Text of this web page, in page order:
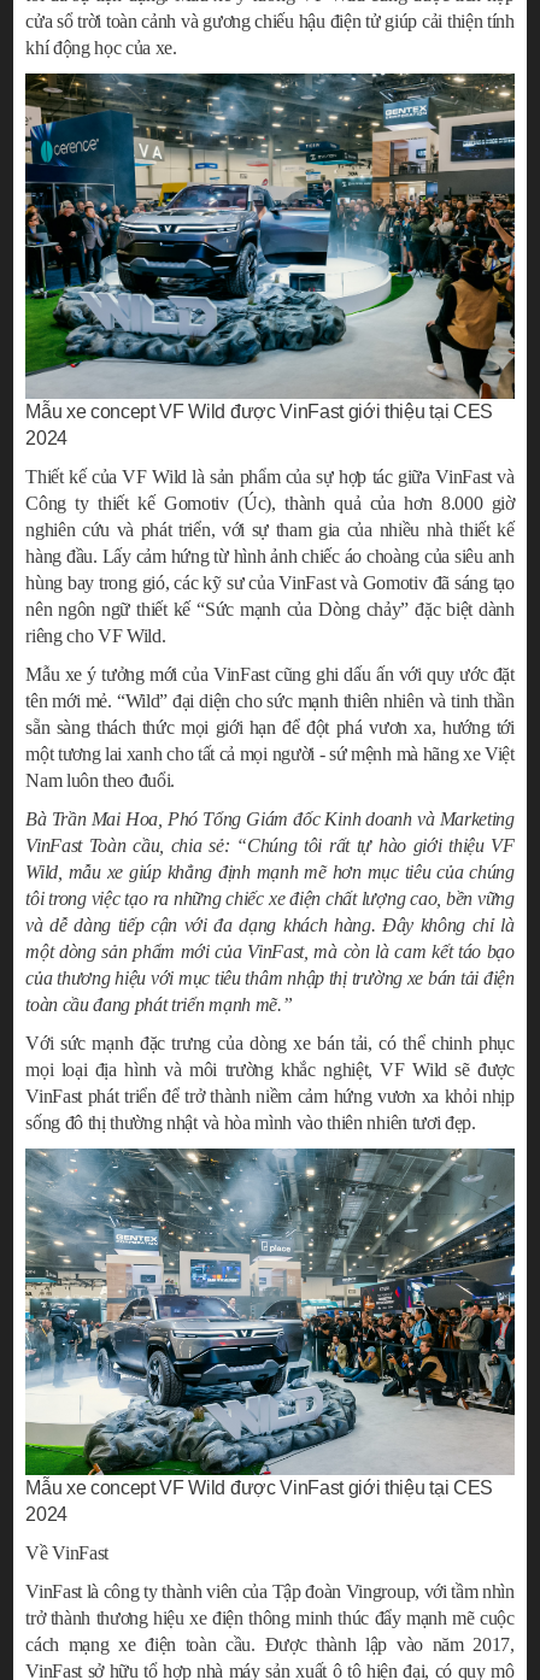
cửa sổ trời toàn cảnh và gương chiếu hậu điện tử giúp cải thiện tính
khí động học của xe.
Mẫu xe concept VF Wild được VinFast giới thiệu tại CES
2024
Thiết kế của VF Wild là sản phẩm của sự hợp tác giữa VinFast và
Công ty thiết kế Gomotiv (Úc), thành quả của hơn 8.000 giờ
nghiên cứu và phát triển, với sự tham gia của nhiều nhà thiết kế
hàng đầu. Lấy cảm hứng từ hình ảnh chiếc áo choàng của siêu anh
hùng bay trong gió, các kỹ sư của VinFast và Gomotiv đã sáng tạo
nên ngôn ngữ thiết kế “Sức mạnh của Dòng chảy” đặc biệt dành
riêng cho VF Wild.
Mẫu xe ý tưởng mới của VinFast cũng ghi dấu ấn với quy ước đặt
tên mới mẻ. “Wild” đại diện cho sức mạnh thiên nhiên và tinh thần
sẵn sàng thách thức mọi giới hạn để đột phá vươn xa, hướng tới
một tương lai xanh cho tất cả mọi người - sứ mệnh mà hãng xe Việt
Nam luôn theo đuổi.
Bà Trần Mai Hoa, Phó Tổng Giám đốc Kinh doanh và Marketing
VinFast Toàn cầu, chia sẻ: “Chúng tôi rất tự hào giới thiệu VF
Wild, mẫu xe giúp khẳng định mạnh mẽ hơn mục tiêu của chúng
tôi trong việc tạo ra những chiếc xe điện chất lượng cao, bền vững
và dễ dàng tiếp cận với đa dạng khách hàng. Đây không chỉ là
một dòng sản phẩm mới của VinFast, mà còn là cam kết táo bạo
của thương hiệu với mục tiêu thâm nhập thị trường xe bán tải điện
toàn cầu đang phát triển mạnh mẽ.”
Với sức mạnh đặc trưng của dòng xe bán tải, có thể chinh phục
mọi loại địa hình và môi trường khắc nghiệt, VF Wild sẽ được
VinFast phát triển để trở thành niềm cảm hứng vươn xa khỏi nhịp
sống đô thị thường nhật và hòa mình vào thiên nhiên tươi đẹp.
Mẫu xe concept VF Wild được VinFast giới thiệu tại CES
2024
Về VinFast
VinFast là công ty thành viên của Tập đoàn Vingroup, với tầm nhìn
trở thành thương hiệu xe điện thông minh thúc đẩy mạnh mẽ cuộc
cách mạng xe điện toàn cầu. Được thành lập vào năm 2017,
VinFast sở hữu tổ hợp nhà máy sản xuất ô tô hiện đại, có quy mô